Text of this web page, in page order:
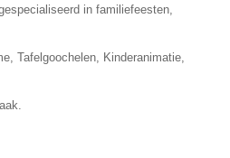
in familiefeesten,
Tafelgoochelen, Kinderanimatie,